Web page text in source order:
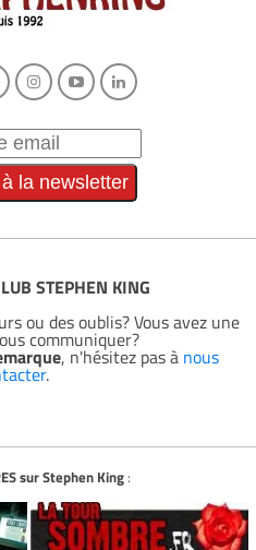
STEPHEN KING
ou des oublis? Vous avez une
communiquer?
, n'hésitez pas à nous
.
sur Stephen King: